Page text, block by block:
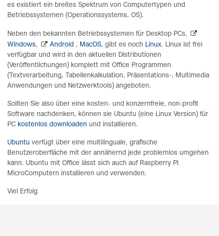
es existiert ein breites Spektrum von Computertypen und
Betriebssystemen (Operationssystems, OS).
Neben den bekannten Betriebssystemen für Desktop PCs,
Windows, Android , MacOS, gibt es noch Linux. Linux ist frei
verfügbar und wird in den aktuellen Distributionen
(Veröffentlichungen) komplett mit Office Programmen
(Textverarbeitung, Tabellenkalkulation, Präsentations-, Multimedia
Anwendungen und Netzwerktools) angeboten.
Sollten Sie also über eine kosten- und konzernfreie, non-profit
Software nachdenken, können sie Ubuntu (eine Linux Version) für
PC kostenlos downloaden und installieren.
Ubuntu verfügt über eine multilinguale, grafische
Benutzeroberfläche mit der annähernd jede problemlos umgehen
kann. Ubuntu mit Office lässt sich auch auf Raspberry PI
MicroComputern installieren und verwenden.
Viel Erfolg